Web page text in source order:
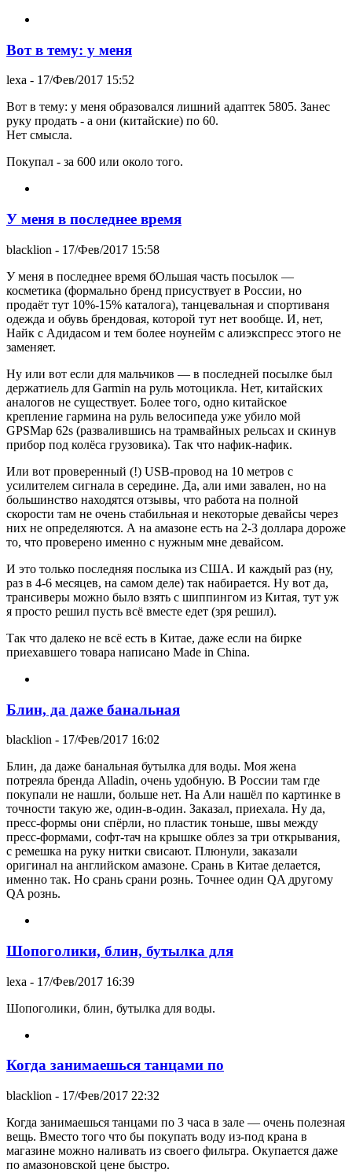
Вот в тему: у меня
lexa - 17/Фев/2017 15:52
Вот в тему: у меня образовался лишний адаптек 5805. Занес
руку продать - а они (китайские) по 60.
Нет смысла.
Покупал - за 600 или около того.
У меня в последнее время
blacklion - 17/Фев/2017 15:58
У меня в последнее время бОльшая часть посылок —
косметика (формально бренд присуствует в России, но
продаёт тут 10%-15% каталога), танцевальная и спортиваня
одежда и обувь брендовая, которой тут нет вообще. И, нет,
Найк с Адидасом и тем более ноунейм с алиэкспресс этого не
заменяет.
Ну или вот если для мальчиков — в последней посылке был
держатиель для Garmin на руль мотоцикла. Нет, китайских
аналогов не существует. Более того, одно китайское
крепление гармина на руль велосипеда уже убило мой
GPSMap 62s (развалившись на трамвайных рельсах и скинув
прибор под колёса грузовика). Так что нафик-нафик.
Или вот проверенный (!) USB-провод на 10 метров с
усилителем сигнала в середине. Да, али ими завален, но на
большинство находятся отзывы, что работа на полной
скорости там не очень стабильная и некоторые девайсы через
них не определяются. А на амазоне есть на 2-3 доллара дороже
то, что проверено именно с нужным мне девайсом.
И это только последняя послыка из США. И каждый раз (ну,
раз в 4-6 месяцев, на самом деле) так набирается. Ну вот да,
трансиверы можно было взять с шиппингом из Китая, тут уж
я просто решил пусть всё вместе едет (зря решил).
Так что далеко не всё есть в Китае, даже если на бирке
приехавшего товара написано Made in China.
Блин, да даже банальная
blacklion - 17/Фев/2017 16:02
Блин, да даже банальная бутылка для воды. Моя жена
потреяла бренда Alladin, очень удобную. В России там где
покупали не нашли, больше нет. На Али нашёл по картинке в
точности такую же, один-в-один. Заказал, приехала. Ну да,
пресс-формы они спёрли, но пластик тоньше, швы между
пресс-формами, софт-тач на крышке облез за три открывания,
с ремешка на руку нитки свисают. Плюнули, заказали
оригинал на английском амазоне. Срань в Китае делается,
именно так. Но срань срани рознь. Точнее один QA другому
QA рознь.
Шопоголики, блин, бутылка для
lexa - 17/Фев/2017 16:39
Шопоголики, блин, бутылка для воды.
Когда занимаешься танцами по
blacklion - 17/Фев/2017 22:32
Когда занимаешься танцами по 3 часа в зале — очень полезная
вещь. Вместо того что бы покупать воду из-под крана в
магазине можно наливать из своего фильтра. Окупается даже
по амазоновской цене быстро.